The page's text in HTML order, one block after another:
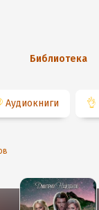
Библиотека
Аудиокниги 👌